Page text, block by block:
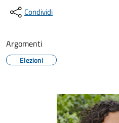
Condividi
Argomenti
Elezioni